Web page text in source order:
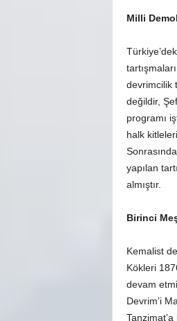
Milli
devrimcilik
değildir,
programı
halk
yapılan
almıştır.
Birinci
Kemalist
Kökleri
devam
Devrim’i